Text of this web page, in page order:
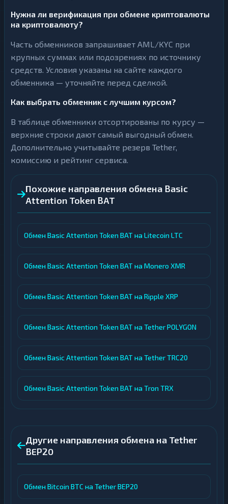
Нужна ли верификация при обмене криптовалюты
на криптовалюту?
Часть обменников запрашивает AML/KYC при
крупных суммах или подозрениях по источнику
средств. Условия указаны на сайте каждого
обменника — уточняйте перед сделкой.
Как выбрать обменник с лучшим курсом?
В таблице обменники отсортированы по курсу —
верхние строки дают самый выгодный обмен.
Дополнительно учитывайте резерв Tether,
комиссию и рейтинг сервиса.
Похожие направления обмена Basic
Attention Token BAT
Обмен Basic Attention Token BAT на Litecoin LTC
Обмен Basic Attention Token BAT на Monero XMR
Обмен Basic Attention Token BAT на Ripple XRP
Обмен Basic Attention Token BAT на Tether POLYGON
Обмен Basic Attention Token BAT на Tether TRC20
Обмен Basic Attention Token BAT на Tron TRX
Другие направления обмена на Tether
BEP20
Обмен Bitcoin BTC на Tether BEP20